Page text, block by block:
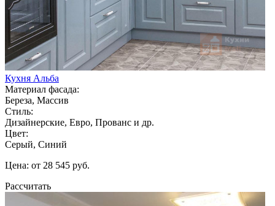
Кухня Альба
Материал фасада:
Береза, Массив
Стиль:
Дизайнерские, Евро, Прованс и др.
Цвет:
Серый, Синий
Цена: от 28 545 руб.
Рассчитать